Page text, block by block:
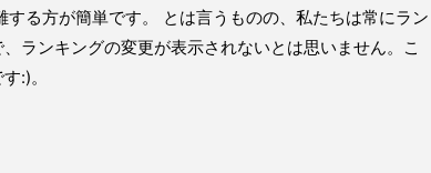
する方が簡単です。 とは言うものの、私たちは常にラン
ランキングの変更が表示されないとは思いません。こ
:)。